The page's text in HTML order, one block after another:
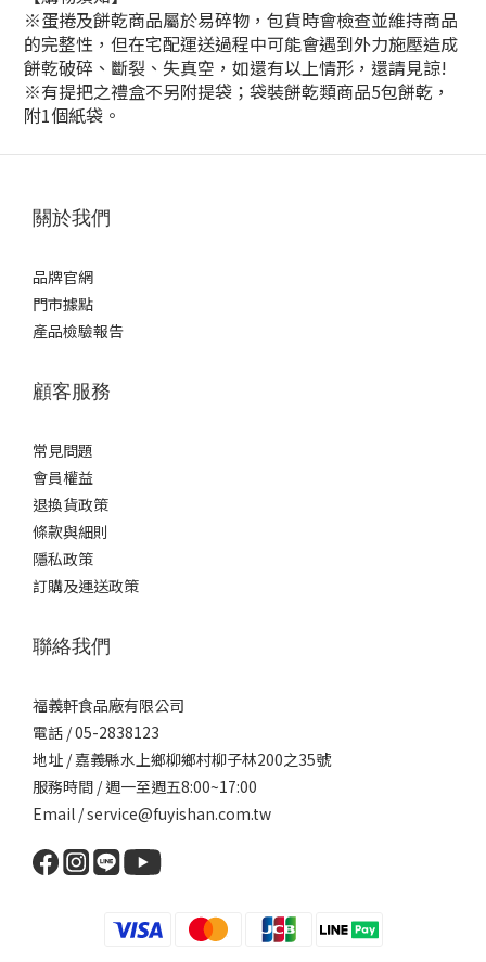
※蛋捲及餅乾商品屬於易碎物，包貨時會檢查並維持商品
的完整性，但在宅配運送過程中可能會遇到外力施壓造成
餅乾破碎、斷裂、失真空，如還有以上情形，還請見諒!
※有提把之禮盒不另附提袋；袋裝餅乾類商品5包餅乾，
附1個紙袋。
關於我們
品牌官網
門市據點
產品檢驗報告
顧客服務
常見問題
會員權益
退換貨政策
條款與細則
隱私政策
訂購及運送政策
聯絡我們
福義軒食品廠有限公司
電話 / 05-2838123
地址 / 嘉義縣水上鄉柳鄉村柳子林200之35號
服務時間 / 週一至週五8:00~17:00
Email / service@fuyishan.com.tw